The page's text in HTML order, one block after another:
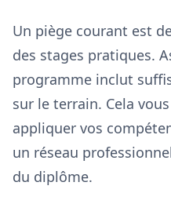
Un piège courant est
des stages pratiques.
programme inclut
sur le terrain. Cela
appliquer vos
un réseau
du diplôme.